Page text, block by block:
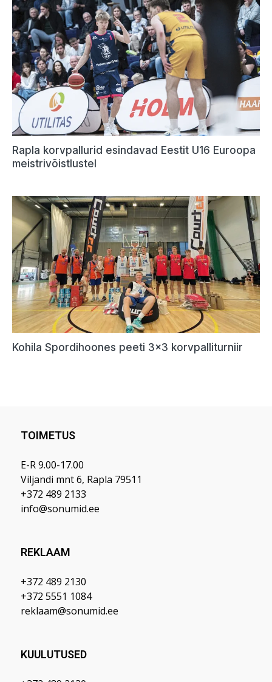
TOIMETUS
E-R 9.00-17.00
Viljandi mnt 6, Rapla 79511
+372 489 2133
info@sonumid.ee
REKLAAM
+372 489 2130
+372 5551 1084
reklaam@sonumid.ee
KUULUTUSED